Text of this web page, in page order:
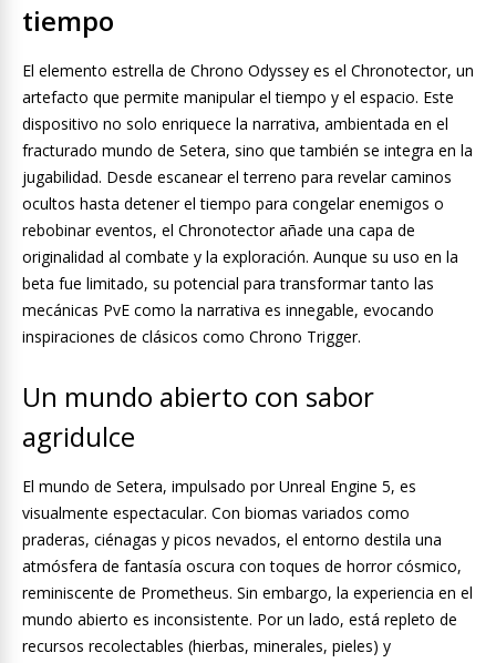
tiempo
El elemento estrella de Chrono Odyssey es el Chronotector, un
artefacto que permite manipular el tiempo y el espacio. Este
dispositivo no solo enriquece la narrativa, ambientada en el
fracturado mundo de Setera, sino que también se integra en la
jugabilidad. Desde escanear el terreno para revelar caminos
ocultos hasta detener el tiempo para congelar enemigos o
rebobinar eventos, el Chronotector añade una capa de
originalidad al combate y la exploración. Aunque su uso en la
beta fue limitado, su potencial para transformar tanto las
mecánicas PvE como la narrativa es innegable, evocando
inspiraciones de clásicos como Chrono Trigger.
Un mundo abierto con sabor
agridulce
El mundo de Setera, impulsado por Unreal Engine 5, es
visualmente espectacular. Con biomas variados como
praderas, ciénagas y picos nevados, el entorno destila una
atmósfera de fantasía oscura con toques de horror cósmico,
reminiscente de Prometheus. Sin embargo, la experiencia en el
mundo abierto es inconsistente. Por un lado, está repleto de
recursos recolectables (hierbas, minerales, pieles) y